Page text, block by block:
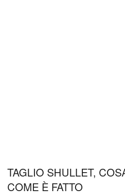
TAGLIO SHULLET,
COME È FATTO